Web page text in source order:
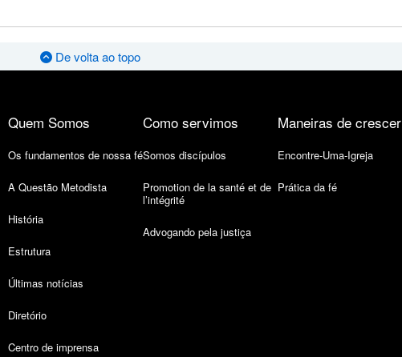
De volta ao topo
Quem Somos
Os fundamentos de nossa fé
A Questão Metodista
História
Estrutura
Últimas notícias
Diretório
Centro de imprensa
Como servimos
Somos discípulos
Promotion de la santé et de
l’intégrité
Advogando pela justiça
Maneiras de crescer
Encontre-Uma-Igreja
Prática da fé